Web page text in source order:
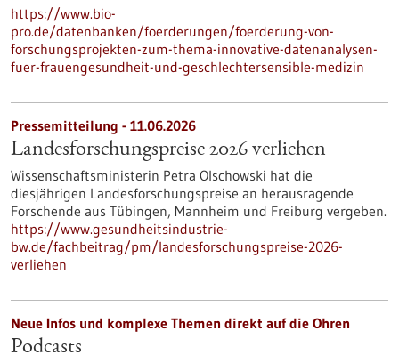
https://www.bio-
pro.de/datenbanken/foerderungen/foerderung-von-
forschungsprojekten-zum-thema-innovative-datenanalysen-
fuer-frauengesundheit-und-geschlechtersensible-medizin
Pressemitteilung - 11.06.2026
Landesforschungspreise 2026 verliehen
Wissenschaftsministerin Petra Olschowski hat die
diesjährigen Landesforschungspreise an herausragende
Forschende aus Tübingen, Mannheim und Freiburg vergeben.
https://www.gesundheitsindustrie-
bw.de/fachbeitrag/pm/landesforschungspreise-2026-
verliehen
Neue Infos und komplexe Themen direkt auf die Ohren
Podcasts